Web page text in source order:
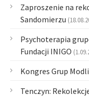
Zaproszenie na
Sandomierzu
Psychoterapia
Fundacji INIGO
Kongres Grup
Tenczyn: